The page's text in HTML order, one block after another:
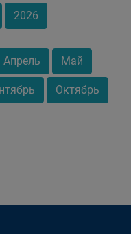
2026
Апрель Май
Октябрь